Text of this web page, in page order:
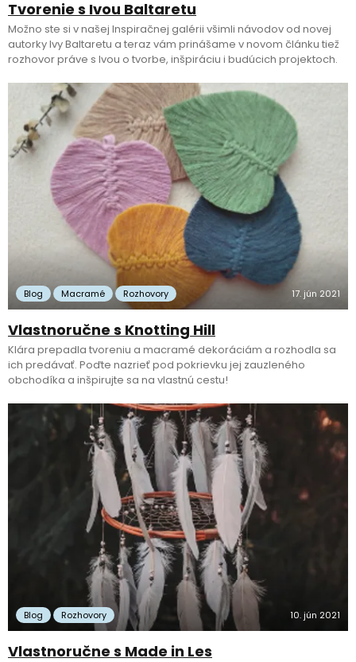
Tvorenie s Ivou Baltaretu
Možno ste si v našej Inspiračnej galérii všimli návodov od novej
autorky Ivy Baltaretu a teraz vám prinášame v novom článku tiež
rozhovor práve s Ivou o tvorbe, inšpiráciu i budúcich projektoch.
Blog Macramé Rozhovory 17. jún 2021
Vlastnoručne s Knotting Hill
Klára prepadla tvoreniu a macramé dekoráciám a rozhodla sa
ich predávať. Poďte nazrieť pod pokrievku jej zauzleného
obchodíka a inšpirujte sa na vlastnú cestu!
Blog Rozhovory 10. jún 2021
Vlastnoručne s Made in Les